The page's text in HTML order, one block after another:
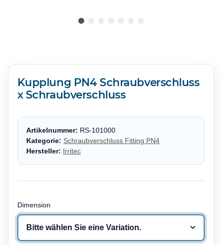
Kupplung PN4 Schraubverschluss
x Schraubverschluss
Artikelnummer: RS-101000
Kategorie: Schraubverschluss Fitting PN4
Hersteller: Irritec
Dimension
Bitte wählen Sie eine Variation.